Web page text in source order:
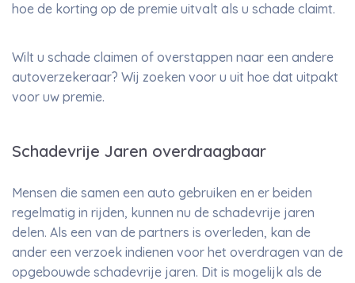
hoe de korting op de premie uitvalt als u schade claimt.
Wilt u schade claimen of overstappen naar een andere
autoverzekeraar? Wij zoeken voor u uit hoe dat uitpakt
voor uw premie.
Schadevrije Jaren overdraagbaar
Mensen die samen een auto gebruiken en er beiden
regelmatig in rijden, kunnen nu de schadevrije jaren
delen. Als een van de partners is overleden, kan de
ander een verzoek indienen voor het overdragen van de
opgebouwde schadevrije jaren. Dit is mogelijk als de